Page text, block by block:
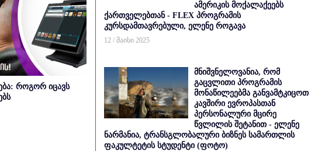
როგორ იცავს
ამერიკის მოქალაქეებს
ქართველებთან - FLEX პროგრამის
კურსდამთავრებული, ელენე როგავა
12 / მაისი 2025
მნიშვნელოვანია, რომ
გაცვლითი პროგრამის
მონაწილეებმა განვამტკიცოთ
კავშირი ევროპასთან
პერსონალური მცირე
წვლილის შეტანით - ელენე
ნარმანია, ტრანსგლობალური ბიზნეს სამართლის
ფაკულტეტის სტუდენტი (ფოტო)